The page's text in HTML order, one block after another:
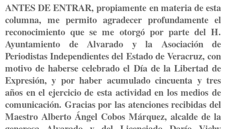
ANTES DE ENTRAR, propiamente en materia de esta
columna, me permito agradecer profundamente el
reconocimiento que se me otorgó por parte del H.
Ayuntamiento de Alvarado y la Asociación de
Periodistas Independientes del Estado de Veracruz, con
motivo de haberse celebrado el Día de la Libertad de
Expresión, y por haber acumulado cincuenta y tres
años en el ejercicio de esta actividad en los medios de
comunicación. Gracias por las atenciones recibidas del
Maestro Alberto Ángel Cobos Márquez, alcalde de la